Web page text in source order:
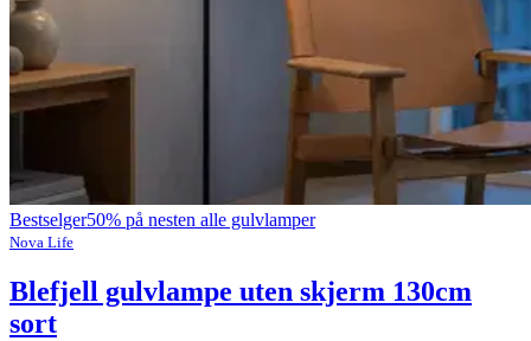
Bestselger50% på nesten alle gulvlamper
Nova Life
Blefjell gulvlampe uten skjerm 130cm
sort